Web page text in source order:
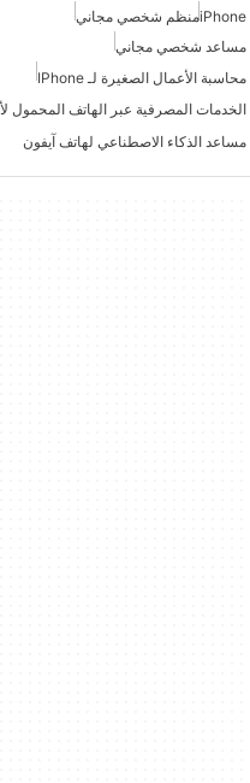
iPhoneمنظم شخصي مجاني
مساعد شخصي مجاني
محاسبة الأعمال الصغيرة لـ IPhone
مساعد الذكاء الاصطناعي لهاتف آيفون